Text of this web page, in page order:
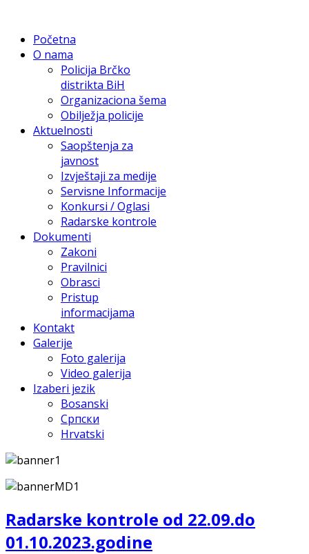
Početna
O nama
Policija Brčko
distrikta BiH
Organizaciona šema
Obilježja policije
Aktuelnosti
Saopštenja za
javnost
Izvještaji za medije
Servisne Informacije
Konkursi / Oglasi
Radarske kontrole
Dokumenti
Zakoni
Pravilnici
Obrasci
Pristup
informacijama
Kontakt
Galerije
Foto galerija
Video galerija
Izaberi jezik
Bosanski
Српски
Hrvatski
Radarske kontrole od 22.09.do
01.10.2023.godine